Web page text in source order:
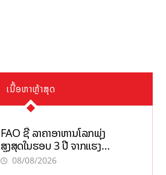
ເນື້ອຫາຫຼ້າສຸດ
FAO ຊີ້ ລາຄາອາຫານໂລກພຸ່ງ
ສູງສຸດໃນຮອບ 3 ປີ ຈາກແຮງ
ກົດດັນຂອງສົງຄາມ, El nino
08/08/2026